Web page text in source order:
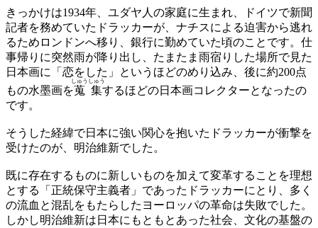
きっかけは1934年、ユダヤ人の家庭に生まれ、ドイツで新聞
記者を務めていたドラッカーが、ナチスによる迫害から逃れ
るためロンドンへ移り、銀行に勤めていた頃のことです。仕
事帰りに突然雨が降り出し、たまたま雨宿りした場所で見た
日本画に「恋をした」というほどのめり込み、後に約200点
もの水墨画を蒐集
しゅうしゅう
するほどの日本画コレクターとなったの
です。
そうした経緯で日本に強い関心を抱いたドラッカーが衝撃を
受けたのが、明治維新でした。
既に存在するものに新しいものを加えて変革することを理想
とする「正統保守主義者」であったドラッカーにとり、多く
の流血と混乱をもたらしたヨーロッパの革命は失敗でした。
しかし明治維新は日本にもともとあった社会、文化の基盤の